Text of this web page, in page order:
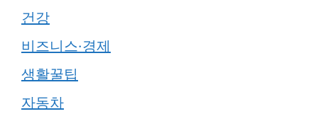
건강
비즈니스·경제
생활꿀팁
자동차